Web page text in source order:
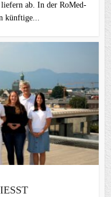
ab. In der RoMed-
künftige...
V